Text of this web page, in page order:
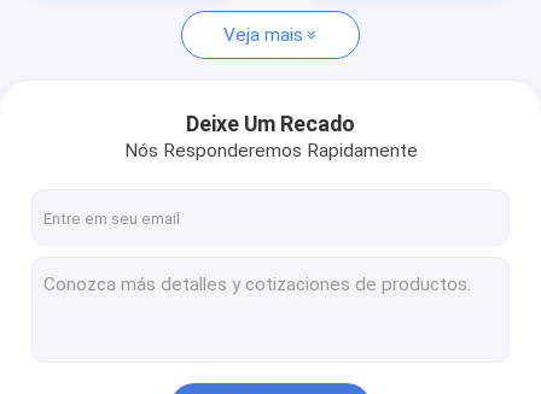
Android fixou o telefone sem fio
4G fixou o telefone sem fio
LTE fixou o telefone sem fio
Veja mais
Deixe Um Recado
Nós Responderemos Rapidamente